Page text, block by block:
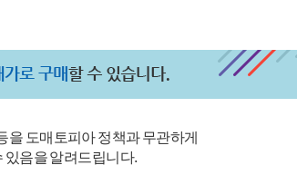
을 도매토피아 정책과 무관하게
있음을 알려드립니다.